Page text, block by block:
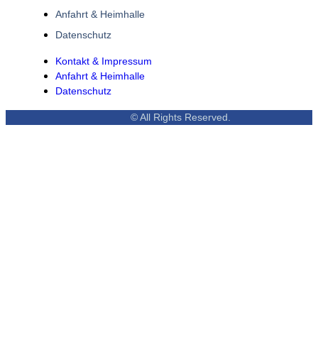
Anfahrt & Heimhalle
Datenschutz
Kontakt & Impressum
Anfahrt & Heimhalle
Datenschutz
© All Rights Reserved.